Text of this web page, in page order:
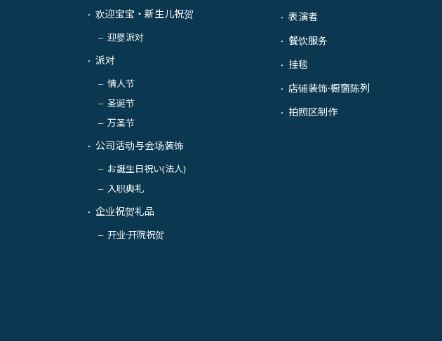
・ 欢迎宝宝・新生儿祝贺
－ 迎婴派对
・ 派对
－ 情人节
－ 圣诞节
－ 万圣节
・ 公司活动与会场装饰
－ お誕生日祝い(法人)
－ 入职典礼
・ 企业祝贺礼品
－ 开业·开院祝贺
・ 表演者
・ 餐饮服务
・ 挂毯
・ 店铺装饰·橱窗陈列
・ 拍照区制作